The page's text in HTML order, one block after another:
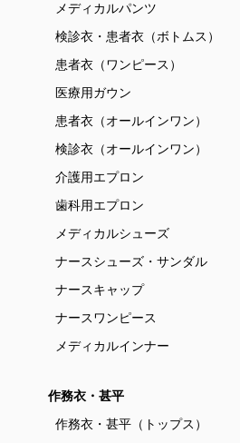
メディカルパンツ
検診衣・患者衣（ボトムス）
患者衣（ワンピース）
医療用ガウン
患者衣（オールインワン）
検診衣（オールインワン）
介護用エプロン
歯科用エプロン
メディカルシューズ
ナースシューズ・サンダル
ナースキャップ
ナースワンピース
メディカルインナー
作務衣・甚平
作務衣・甚平（トップス）